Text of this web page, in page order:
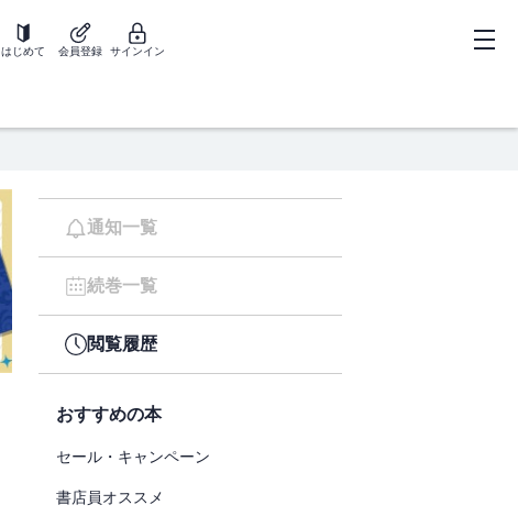
はじめて 会員登録 サインイン
通知一覧
続巻一覧
閲覧履歴
おすすめの本
セール・キャンペーン
書店員オススメ